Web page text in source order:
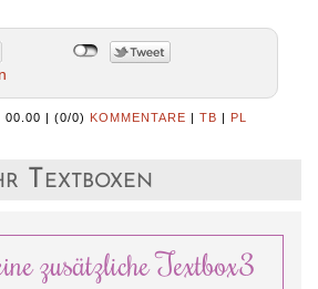
00.00 | (0/0) KOMMENTARE | TB | PL
Textboxen